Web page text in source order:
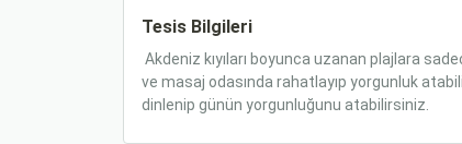
Tesis Bilgileri
Akdeniz kıyıları boyunca uzanan plajlara
ve masaj odasında rahatlayıp yorgunluk
dinlenip günün yorgunluğunu atabilirsiniz.